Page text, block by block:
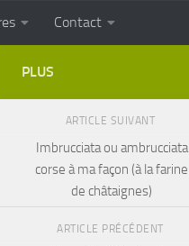
populaire des terroirs
Contact
PLUS
ARTICLE SUIVANT
Imbrucciata ou ambrucciata
corse à ma façon (à la farine
de châtaignes)
ARTICLE PRÉCÉDENT